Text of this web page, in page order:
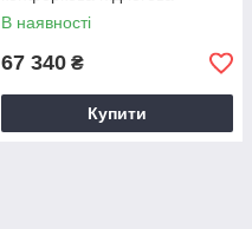
В наявності
67 340 ₴
Купити